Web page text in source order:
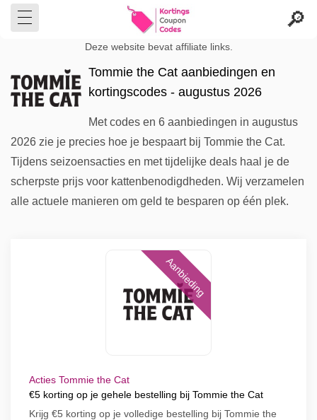
Deze website bevat affiliate links.
Tommie the Cat aanbiedingen en
kortingscodes - augustus 2026
Met codes en 6 aanbiedingen in augustus
2026 zie je precies hoe je bespaart bij Tommie the Cat.
Tijdens seizoensacties en met tijdelijke deals haal je de
scherpste prijs voor kattenbenodigdheden. Wij verzamelen
alle actuele manieren om geld te besparen op één plek.
Aanbieding
Acties Tommie the Cat
€5 korting op je gehele bestelling bij Tommie the Cat
Krijg €5 korting op je volledige bestelling bij Tommie the